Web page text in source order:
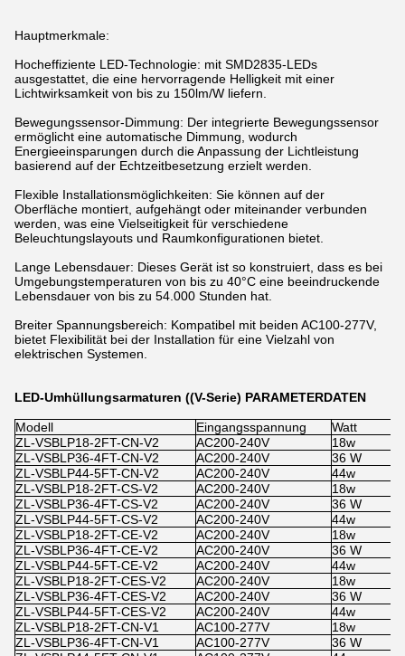
Hauptmerkmale:
Hocheffiziente LED-Technologie: mit SMD2835-LEDs
ausgestattet, die eine hervorragende Helligkeit mit einer
Lichtwirksamkeit von bis zu 150lm/W liefern.
Bewegungssensor-Dimmung: Der integrierte Bewegungssensor
ermöglicht eine automatische Dimmung, wodurch
Energieeinsparungen durch die Anpassung der Lichtleistung
basierend auf der Echtzeitbesetzung erzielt werden.
Flexible Installationsmöglichkeiten: Sie können auf der
Oberfläche montiert, aufgehängt oder miteinander verbunden
werden, was eine Vielseitigkeit für verschiedene
Beleuchtungslayouts und Raumkonfigurationen bietet.
Lange Lebensdauer: Dieses Gerät ist so konstruiert, dass es bei
Umgebungstemperaturen von bis zu 40°C eine beeindruckende
Lebensdauer von bis zu 54.000 Stunden hat.
Breiter Spannungsbereich: Kompatibel mit beiden AC100-277V,
bietet Flexibilität bei der Installation für eine Vielzahl von
elektrischen Systemen.
LED-Umhüllungsarmaturen ((V-Serie) PARAMETERDATEN
Modell Eingangsspannung Watt
ZL-VSBLP18-2FT-CN-V2
AC200-240V 18w
ZL-VSBLP36-4FT-CN-V2
AC200-240V 36 W
ZL-VSBLP44-5FT-CN-V2
AC200-240V 44w
ZL-VSBLP18-2FT-CS-V2
AC200-240V 18w
ZL-VSBLP36-4FT-CS-V2
AC200-240V 36 W
ZL-VSBLP44-5FT-CS-V2
AC200-240V 44w
ZL-VSBLP18-2FT-CE-V2
AC200-240V 18w
ZL-VSBLP36-4FT-CE-V2
AC200-240V 36 W
ZL-VSBLP44-5FT-CE-V2
AC200-240V 44w
ZL-VSBLP18-2FT-CES-V2
AC200-240V 18w
ZL-VSBLP36-4FT-CES-V2
AC200-240V 36 W
ZL-VSBLP44-5FT-CES-V2
AC200-240V 44w
ZL-VSBLP18-2FT-CN-V1
AC100-277V 18w
ZL-VSBLP36-4FT-CN-V1
AC100-277V 36 W